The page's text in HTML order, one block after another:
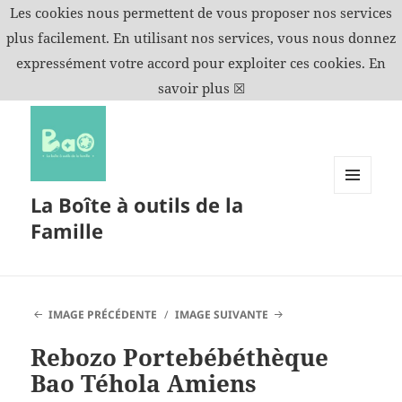
La Boîte à outils de la
Famille
IMAGE PRÉCÉDENTE IMAGE SUIVANTE
Rebozo Portebébéthèque
Bao Téhola Amiens
Les cookies nous permettent de vous proposer nos services
plus facilement. En utilisant nos services, vous nous donnez
expressément votre accord pour exploiter ces cookies. En
savoir plus ☒